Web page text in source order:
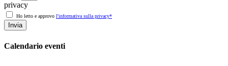
privacy
Ho letto e approvo l'informativa sulla privacy*
Invia
Calendario eventi